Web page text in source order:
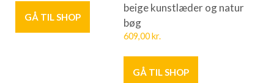
GÅ TIL SHOP
beige kunstlæder og natur
bøg
609,00kr.
GÅ TIL SHOP